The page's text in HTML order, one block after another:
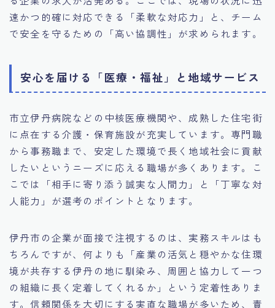
速かつ的確に対応できる「柔軟な対応力」と、チーム
で安全を守るための「高い協調性」が求められます。
安心を届ける「医療・福祉」と地域サービス
市立伊丹病院などの中核医療機関や、成熟した住宅街
に点在する介護・保育施設が充実しています。専門職
から事務職まで、安定した環境で長く地域社会に貢献
したいというニーズに応える職場が多くあります。こ
こでは「相手に寄り添う誠実な人間力」と「丁寧な対
人能力」が選考のポイントとなります。
伊丹市の企業が面接で注視するのは、実務スキルはも
ちろんですが、何よりも「産業の活気と穏やかな住環
境が共存する伊丹の地に馴染み、周囲と協力して一つ
の組織に長く定着してくれるか」という定着性ありま
す。信頼関係を大切にする実直な職場が多いため、責